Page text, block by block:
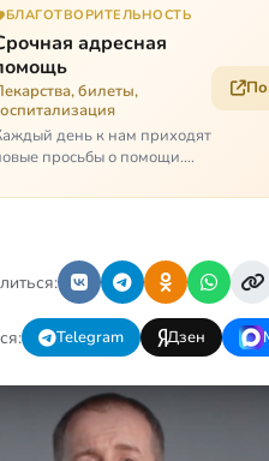
БЛАГОТВОРИТЕЛЬНОСТЬ
адресная
билеты,
день к нам приходят
просьбы о помощи.
нужна даже не
образовался недопустимый,
п…
Telegram Дзен